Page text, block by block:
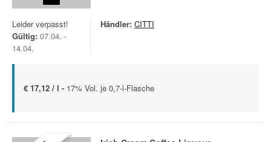
Leider verpasst!
Gültig: 07.04. -
14.04.
Händler: CITTI
€ 17,12 / l - 17% Vol. je 0,7-l-Flasche